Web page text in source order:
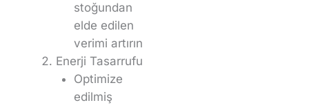
stoğundan
elde edilen
verimi artırın
Enerji Tasarrufu
Optimize
edilmiş